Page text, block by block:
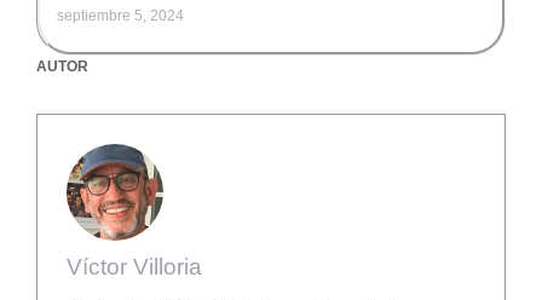
septiembre 5, 2024
AUTOR
Víctor Villoria